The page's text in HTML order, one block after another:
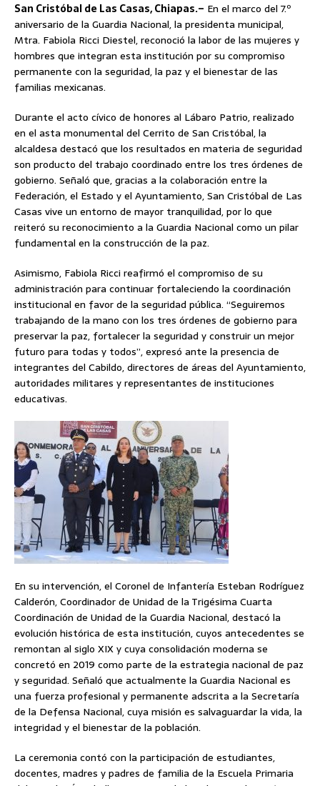
San Cristóbal de Las Casas, Chiapas.– En el marco del 7.º
aniversario de la Guardia Nacional, la presidenta municipal,
Mtra. Fabiola Ricci Diestel, reconoció la labor de las mujeres y
hombres que integran esta institución por su compromiso
permanente con la seguridad, la paz y el bienestar de las
familias mexicanas.
Durante el acto cívico de honores al Lábaro Patrio, realizado
en el asta monumental del Cerrito de San Cristóbal, la
alcaldesa destacó que los resultados en materia de seguridad
son producto del trabajo coordinado entre los tres órdenes de
gobierno. Señaló que, gracias a la colaboración entre la
Federación, el Estado y el Ayuntamiento, San Cristóbal de Las
Casas vive un entorno de mayor tranquilidad, por lo que
reiteró su reconocimiento a la Guardia Nacional como un pilar
fundamental en la construcción de la paz.
Asimismo, Fabiola Ricci reafirmó el compromiso de su
administración para continuar fortaleciendo la coordinación
institucional en favor de la seguridad pública. “Seguiremos
trabajando de la mano con los tres órdenes de gobierno para
preservar la paz, fortalecer la seguridad y construir un mejor
futuro para todas y todos”, expresó ante la presencia de
integrantes del Cabildo, directores de áreas del Ayuntamiento,
autoridades militares y representantes de instituciones
educativas.
En su intervención, el Coronel de Infantería Esteban Rodríguez
Calderón, Coordinador de Unidad de la Trigésima Cuarta
Coordinación de Unidad de la Guardia Nacional, destacó la
evolución histórica de esta institución, cuyos antecedentes se
remontan al siglo XIX y cuya consolidación moderna se
concretó en 2019 como parte de la estrategia nacional de paz
y seguridad. Señaló que actualmente la Guardia Nacional es
una fuerza profesional y permanente adscrita a la Secretaría
de la Defensa Nacional, cuya misión es salvaguardar la vida, la
integridad y el bienestar de la población.
La ceremonia contó con la participación de estudiantes,
docentes, madres y padres de familia de la Escuela Primaria